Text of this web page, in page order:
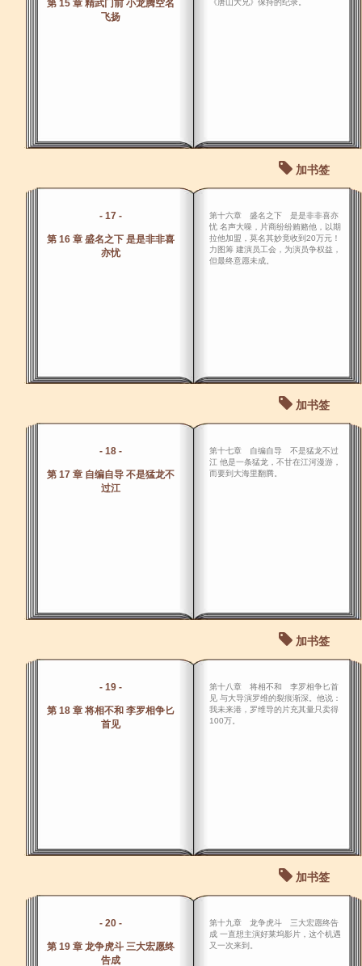
第 15 章 精武门前 小龙腾空名
飞扬
加书签
- 17 -
第 16 章 盛名之下 是是非非喜
亦忧
第十六章 盛名之下 是是非非喜亦
忧 名声大噪，片商纷纷贿赂他，以期
拉他加盟，莫名其妙竟收到20万元！
力图筹 建演员工会，为演员争权益，
但最终意愿未成。
加书签
- 18 -
第 17 章 自编自导 不是猛龙不
过江
第十七章 自编自导 不是猛龙不过
江 他是一条猛龙，不甘在江河漫游，
而要到大海里翻腾。
加书签
- 19 -
第 18 章 将相不和 李罗相争匕
首见
第十八章 将相不和 李罗相争匕首
见 与大导演罗维的裂痕渐深。他说：
我未来港，罗维导的片充其量只卖得
100万。
加书签
- 20 -
第 19 章 龙争虎斗 三大宏愿终
告成
第十九章 龙争虎斗 三大宏愿终告
成 一直想主演好莱坞影片，这个机遇
又一次来到。